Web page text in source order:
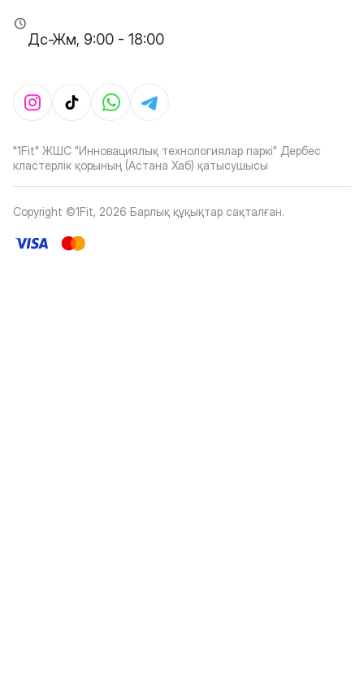
Дс-Жм, 9:00 - 18:00
"1Fit" ЖШС "Инновациялық технологиялар паркі" Дербес
кластерлік қорының (Астана Хаб) қатысушысы
Copyright ©1Fit, 2026 Барлық құқықтар сақталған.